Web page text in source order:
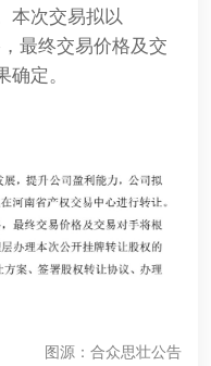
本次交易拟以
最终交易价格及交
定。
图源：合众思壮公告